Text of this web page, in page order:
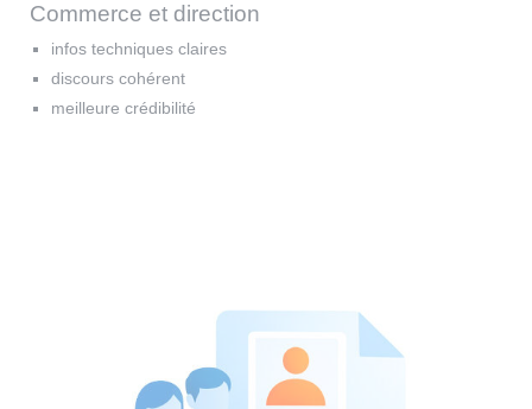
Commerce et direction
infos techniques claires
discours cohérent
meilleure crédibilité